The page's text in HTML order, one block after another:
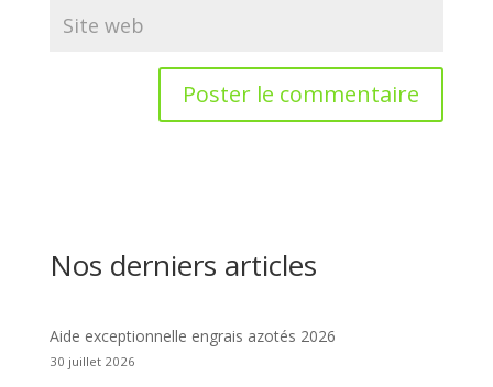
Nos derniers articles
Aide exceptionnelle engrais azotés 2026
30 juillet 2026